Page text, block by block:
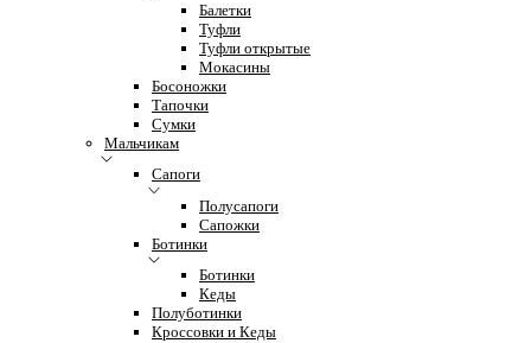
Балетки
Туфли
Туфли открытые
Мокасины
Босоножки
Тапочки
Сумки
Мальчикам
Сапоги
Полусапоги
Сапожки
Ботинки
Ботинки
Кеды
Полуботинки
Кроссовки и Кеды